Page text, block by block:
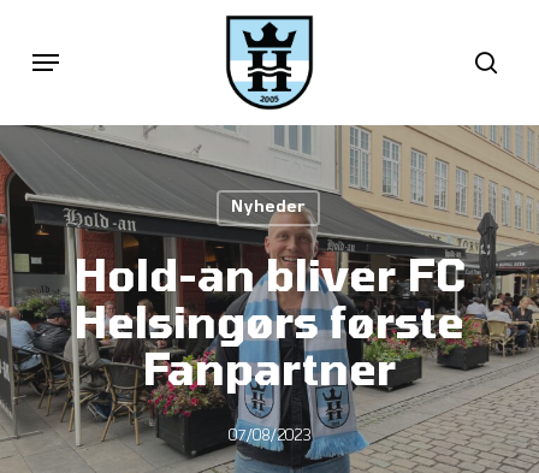
content
Menu
Nyheder
Hold-an bliver FC
Helsingørs første
Fanpartner
07/08/2023